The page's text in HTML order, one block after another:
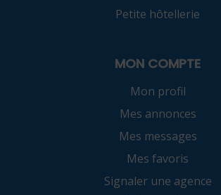
Petite hôtellerie
MON COMPTE
Mon profil
Mes annonces
Mes messages
Mes favoris
Signaler une agence